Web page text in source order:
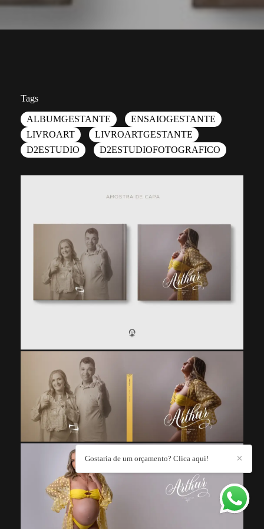
Tags
ALBUMGESTANTE
ENSAIOGESTANTE
LIVROART
LIVROARTGESTANTE
D2ESTUDIO
D2ESTUDIOFOTOGRAFICO
✕
Gostaria de um orçamento? Clica aqui!